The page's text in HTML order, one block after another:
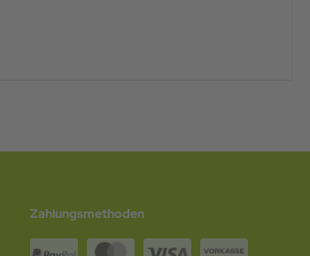
Zahlungsmethoden